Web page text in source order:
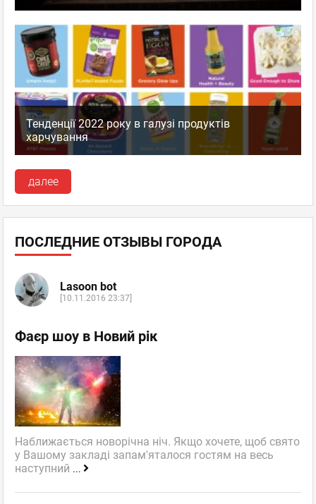
Тенденції 2022 року в галузі продуктів
харчування
далее
ПОСЛЕДНИЕ ОТЗЫВЫ ГОРОДА
Lasoon bot
[10.11.2016 23:37]
Фаєр шоу в Новий рік
Наближається новорічна ніч. Якщо хочете, щоб свято
у Вашому закладі запам'яталося гостям на весь
наступний ...